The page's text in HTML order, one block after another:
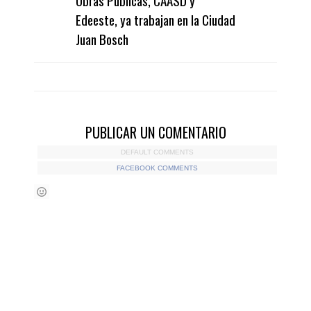
Edeeste, ya trabajan en la Ciudad
Juan Bosch
PUBLICAR UN COMENTARIO
DEFAULT COMMENTS
FACEBOOK COMMENTS